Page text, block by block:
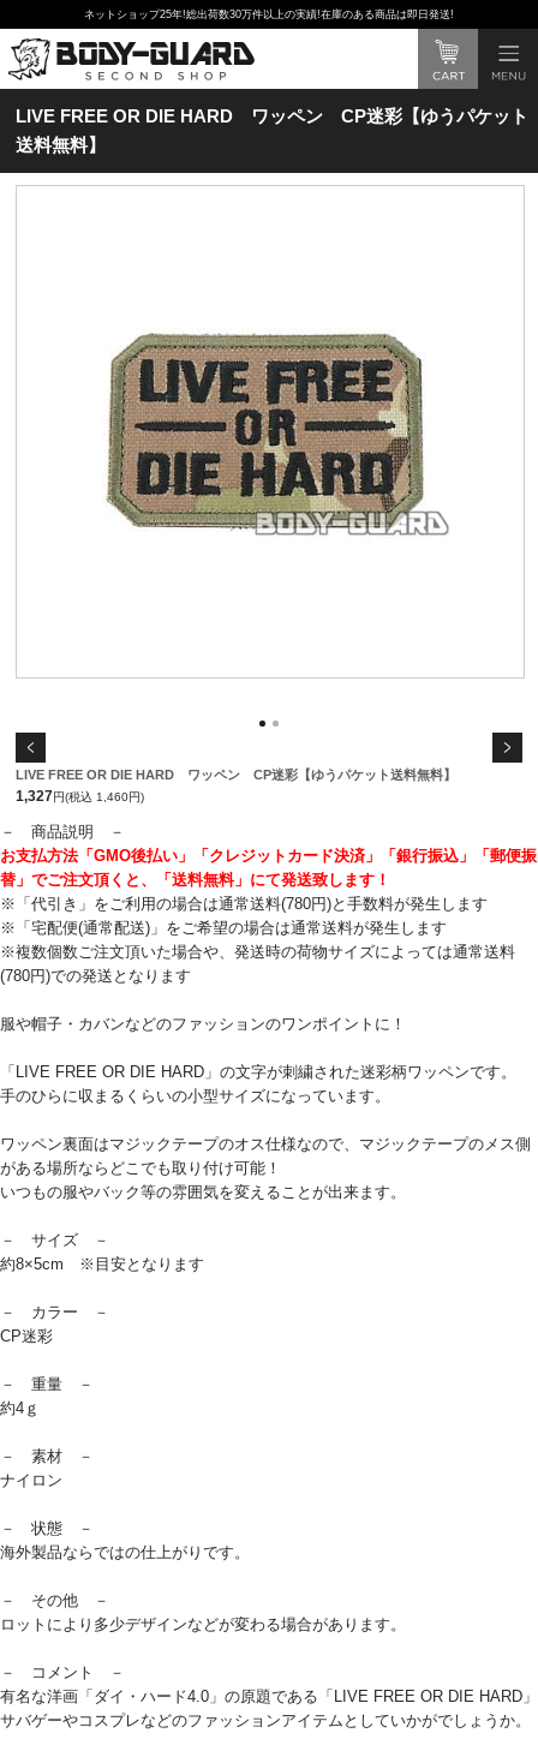
ネットショップ25年!総出荷数30万件以上の実績!在庫のある商品は即日発送!
LIVE FREE OR DIE HARD ワッペン CP迷彩【ゆうパケット
送料無料】
LIVE FREE OR DIE HARD ワッペン CP迷彩【ゆうパケット送料無料】
1,327円(税込 1,460円)
－ 商品説明 －
お支払方法「GMO後払い」「クレジットカード決済」「銀行振込」「郵便振
替」でご注文頂くと、「送料無料」にて発送致します！
※「代引き」をご利用の場合は通常送料(780円)と手数料が発生します
※「宅配便(通常配送)」をご希望の場合は通常送料が発生します
※複数個数ご注文頂いた場合や、発送時の荷物サイズによっては通常送料
(780円)での発送となります
服や帽子・カバンなどのファッションのワンポイントに！
「LIVE FREE OR DIE HARD」の文字が刺繍された迷彩柄ワッペンです。
手のひらに収まるくらいの小型サイズになっています。
ワッペン裏面はマジックテープのオス仕様なので、マジックテープのメス側
がある場所ならどこでも取り付け可能！
いつもの服やバック等の雰囲気を変えることが出来ます。
－ サイズ －
約8×5cm ※目安となります
－ カラー －
CP迷彩
－ 重量 －
約4ｇ
－ 素材 －
ナイロン
－ 状態 －
海外製品ならではの仕上がりです。
－ その他 －
ロットにより多少デザインなどが変わる場合があります。
－ コメント －
有名な洋画「ダイ・ハード4.0」の原題である「LIVE FREE OR DIE HARD」
サバゲーやコスプレなどのファッションアイテムとしていかがでしょうか。